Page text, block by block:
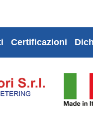
Certificazioni